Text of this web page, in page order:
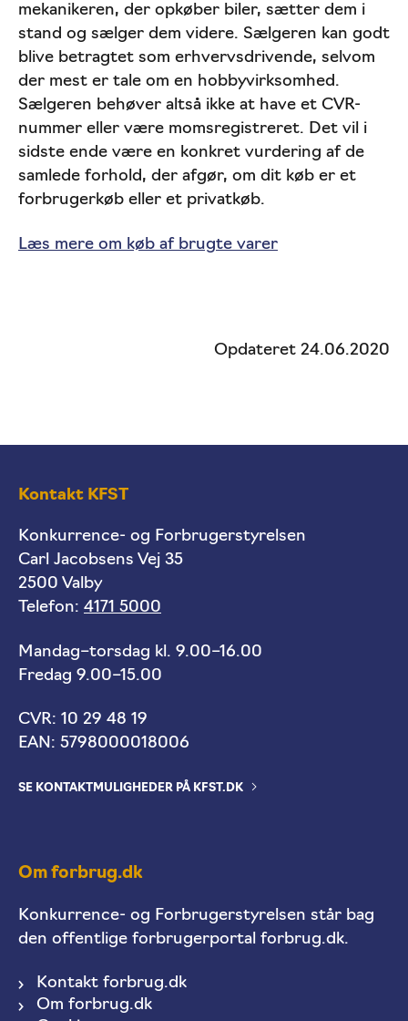
mekanikeren, der opkøber biler, sætter dem i
stand og sælger dem videre. Sælgeren kan godt
blive betragtet som erhvervsdrivende, selvom
der mest er tale om en hobbyvirksomhed.
Sælgeren behøver altså ikke at have et CVR-
nummer eller være momsregistreret. Det vil i
sidste ende være en konkret vurdering af de
samlede forhold, der afgør, om dit køb er et
forbrugerkøb eller et privatkøb.
Læs mere om køb af brugte varer
Opdateret 24.06.2020
Kontakt KFST
Konkurrence- og Forbrugerstyrelsen
Carl Jacobsens Vej 35
2500 Valby
Telefon: 4171 5000
Mandag–torsdag kl. 9.00–16.00
Fredag 9.00–15.00
CVR: 10 29 48 19
EAN: 5798000018006
SE KONTAKTMULIGHEDER PÅ KFST.DK
Om forbrug.dk
Konkurrence- og Forbrugerstyrelsen står bag
den offentlige forbrugerportal forbrug.dk.
Kontakt forbrug.dk
Om forbrug.dk